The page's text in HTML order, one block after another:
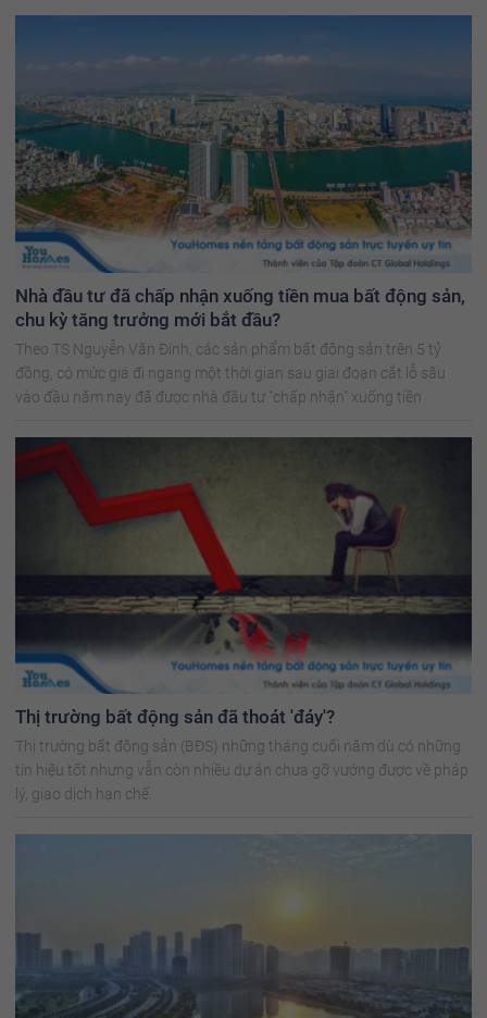
Nhà đầu tư đã chấp nhận xuống tiền mua bất động sản,
chu kỳ tăng trưởng mới bắt đầu?
Theo TS Nguyễn Văn Đính, các sản phẩm bất động sản trên 5 tỷ
đồng, có mức giá đi ngang một thời gian sau giai đoạn cắt lỗ sâu
vào đầu năm nay đã được nhà đầu tư "chấp nhận" xuống tiền
Thị trường bất động sản đã thoát 'đáy'?
Thị trường bất động sản (BĐS) những tháng cuối năm dù có những
tín hiệu tốt nhưng vẫn còn nhiều dự án chưa gỡ vướng được về pháp
lý, giao dịch hạn chế.